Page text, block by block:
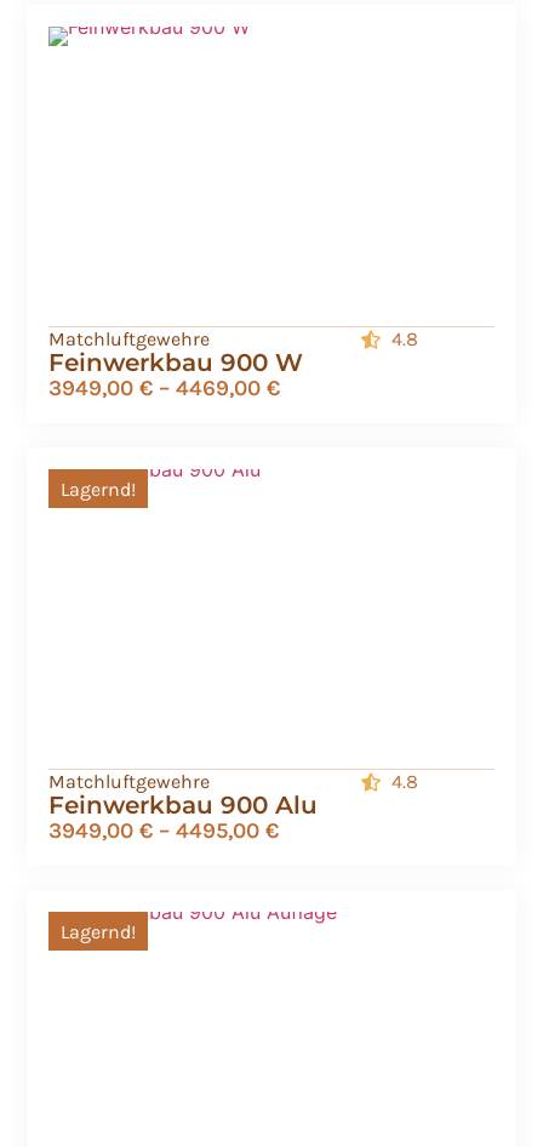
Feinwerkbau 900 W
Matchluftgewehre 4.8
3949,00 € – 4469,00 €
Feinwerkbau 900 Alu
Matchluftgewehre 4.8
Lagernd!
3949,00 € – 4495,00 €
Lagernd!